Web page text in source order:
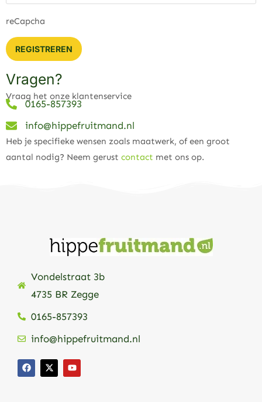
reCapcha
REGISTREREN
Vragen?
Vraag het onze klantenservice
0165-857393
info@hippefruitmand.nl
Heb je specifieke wensen zoals maatwerk, of een groot
aantal nodig? Neem gerust contact met ons op.
Vondelstraat 3b
4735 BR Zegge
0165-857393
info@hippefruitmand.nl